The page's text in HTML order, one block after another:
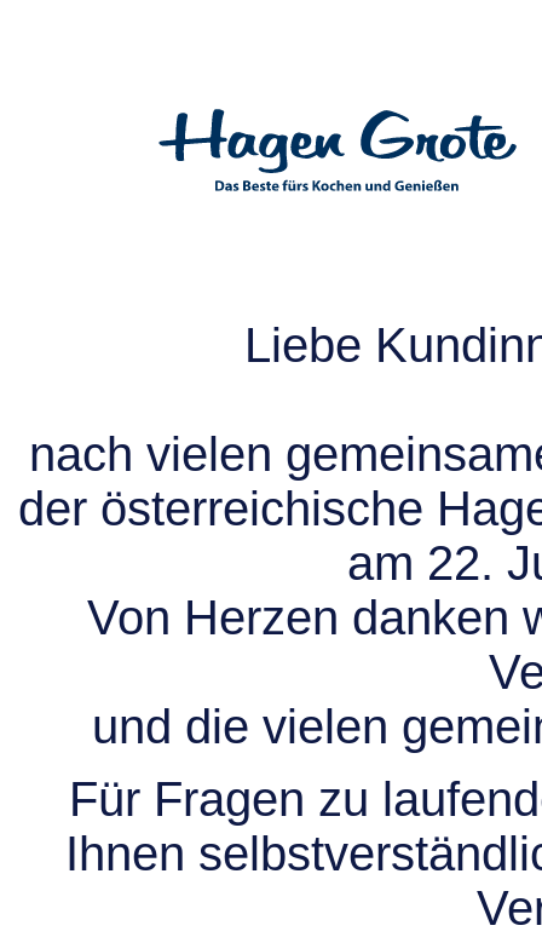
Liebe
nach vielen
der österreichische
am 22.
Von Herzen danken
und die vielen
Für Fragen zu
Ihnen